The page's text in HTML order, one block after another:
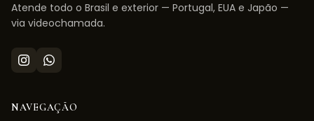
Atende todo o Brasil e exterior — Portugal, EUA e Japão —
via videochamada.
NAVEGAÇÃO